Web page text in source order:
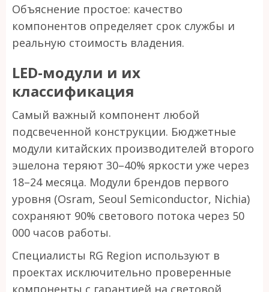
Объяснение простое: качество
компонентов определяет срок службы и
реальную стоимость владения.
LED-модули и их
классификация
Самый важный компонент любой
подсвеченной конструкции. Бюджетные
модули китайских производителей второго
эшелона теряют 30–40% яркости уже через
18–24 месяца. Модули брендов первого
уровня (Osram, Seoul Semiconductor, Nichia)
сохраняют 90% светового потока через 50
000 часов работы.
Специалисты RG Region используют в
проектах исключительно проверенные
компоненты с гарантией на световой